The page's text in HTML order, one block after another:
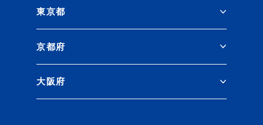
東京都
京都府
大阪府